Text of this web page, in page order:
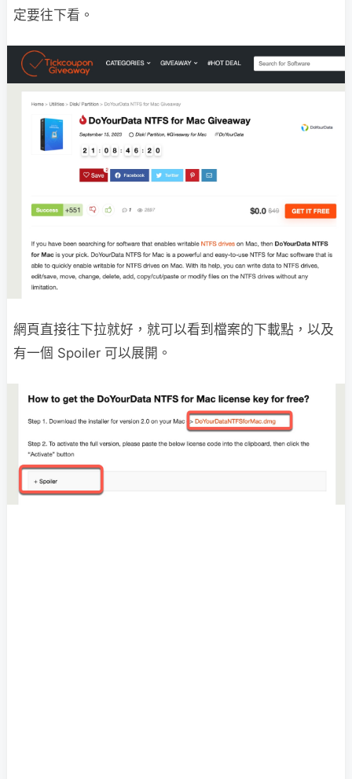
定要往下看。
網頁直接往下拉就好，就可以看到檔案的下載點，以及
有一個 Spoiler 可以展開。